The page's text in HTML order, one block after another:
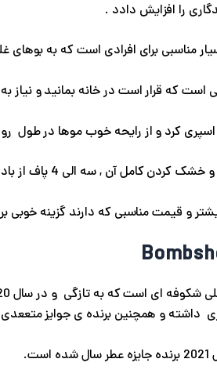
را افزایش دادد .
مناسبی برای افرادی است که به بوهای
است که قرار است در خانه بمانید و نیاز
کرد و از رایحه خوب موها در طول
را از فاصله بیست تا سی سانتی متری رو مو ها اسپری کرد .
و قیمت مناسبی که دارند گزینه خوبی
داشته و همچنین برنده ی جوایز